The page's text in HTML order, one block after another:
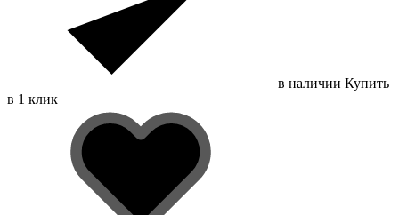
в наличии Купить
в 1 клик